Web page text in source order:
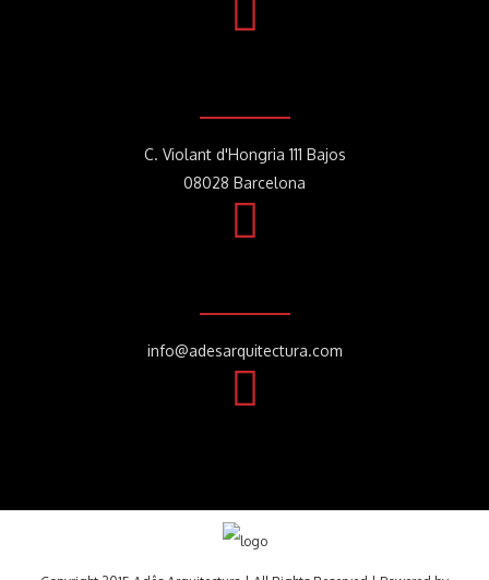
C. Violant d'Hongria 111 Bajos
08028 Barcelona
info@adesarquitectura.com